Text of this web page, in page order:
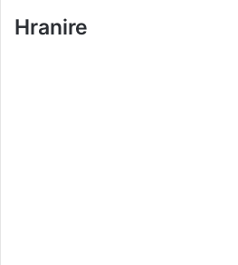
Hranire